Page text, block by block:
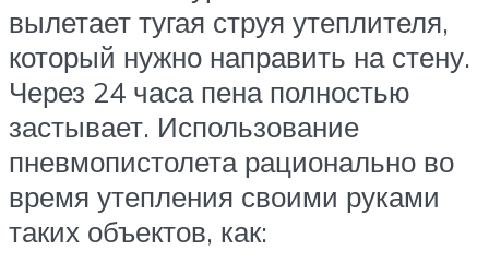
вылетает тугая струя утеплителя,
который нужно направить на стену.
Через 24 часа пена полностью
застывает. Использование
пневмопистолета рационально во
время утепления своими руками
таких объектов, как: